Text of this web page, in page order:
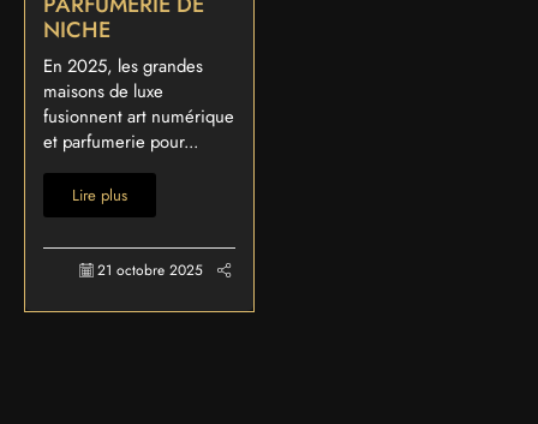
NICHE
En 2025, les grandes
maisons de luxe
fusionnent art numérique
et parfumerie pour...
Lire plus
21 octobre 2025